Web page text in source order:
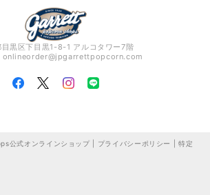
目黒区下目黒1-8-1 アルコタワー7階
onlineorder@jpgarrettpopcorn.com
公式オンラインショップ | プライバシーポリシー |特定